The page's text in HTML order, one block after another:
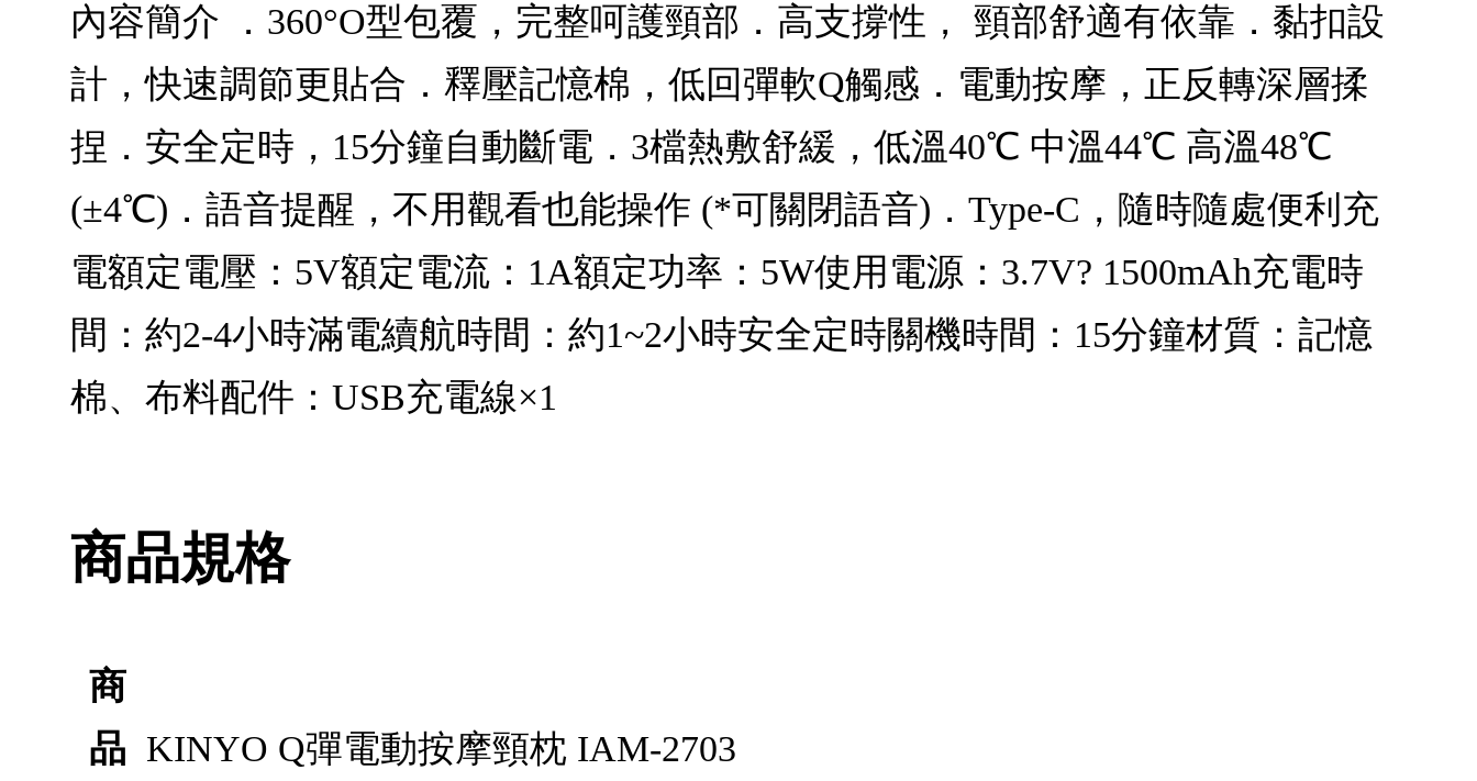
內容簡介 ．360°O型包覆，完整呵護頸部．高支撐性， 頸部舒適有依靠．黏扣設
計，快速調節更貼合．釋壓記憶棉，低回彈軟Q觸感．電動按摩，正反轉深層揉
捏．安全定時，15分鐘自動斷電．3檔熱敷舒緩，低溫40℃ 中溫44℃ 高溫48℃
(±4℃)．語音提醒，不用觀看也能操作 (*可關閉語音)．Type-C，隨時隨處便利充
電額定電壓：5V額定電流：1A額定功率：5W使用電源：3.7V? 1500mAh充電時
間：約2-4小時滿電續航時間：約1~2小時安全定時關機時間：15分鐘材質：記憶
棉、布料配件：USB充電線×1
商品規格
商
品 KINYO Q彈電動按摩頸枕 IAM-2703